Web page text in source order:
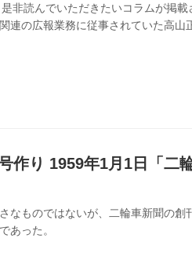
是非読んでいただきたいコラムが掲
連の広報業務に従事されていた高山
作り 1959年1月1日「二
なものではないが、二輪車新聞の創
あった。